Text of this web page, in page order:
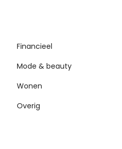
Financieel
Mode & beauty
Wonen
Overig